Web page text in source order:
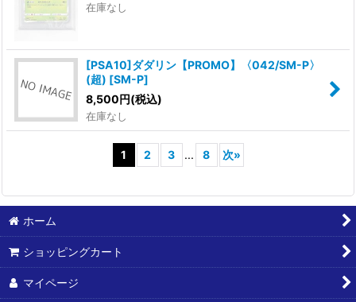
在庫なし
[PSA10]ダダリン【PROMO】〈042/SM-P〉
(超) [SM-P]
8,500円(税込)
在庫なし
1 2 3 ... 8 次»
ホーム
ショッピングカート
マイページ